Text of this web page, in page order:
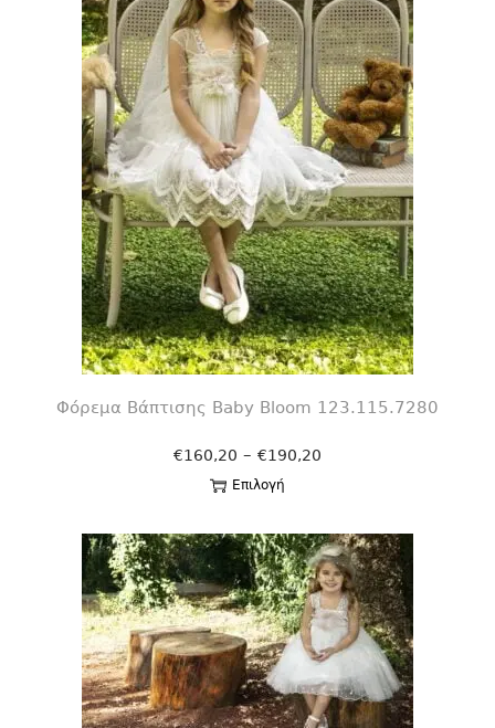
Φόρεμα Βάπτισης Βaby Bloom 123.115.7280
€160,20 – €190,20
Επιλογή